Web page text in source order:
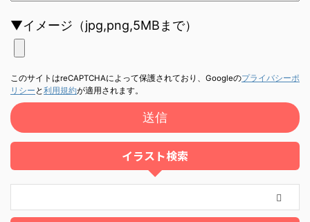
▼イメージ（jpg,png,5MBまで）
このサイトはreCAPTCHAによって保護されており、Googleのプライバシーポ
リシー と利用規約が適用されます。
イラスト検索